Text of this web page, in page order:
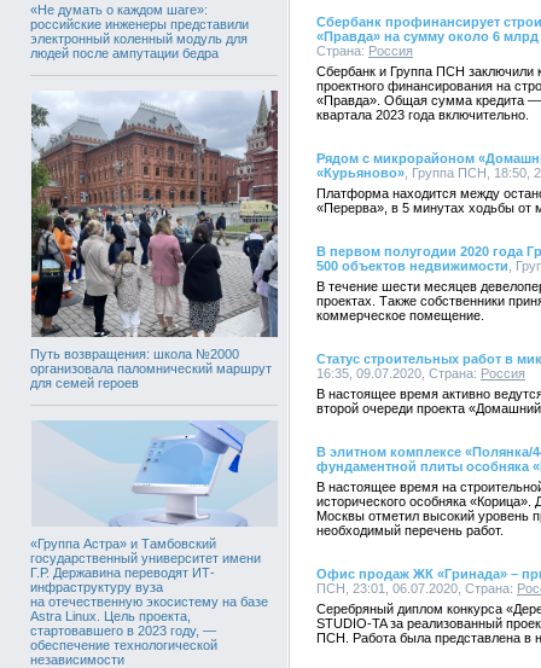
«Не думать о каждом шаге»:
российские инженеры представили
электронный коленный модуль для
людей после ампутации бедра
Путь возвращения: школа №2000
организовала паломнический маршрут
для семей героев
«Группа Астра» и Тамбовский
государственный университет имени
Г.Р. Державина переводят ИТ-
инфраструктуру вуза
на отечественную экосистему на базе
Astra Linux. Цель проекта,
стартовавшего в 2023 году, —
обеспечение технологической
независимости
Сбербанк профинансирует
«Правда» на сумму около 6
Страна: Россия
Сбербанк и Группа ПСН заключили
проектного финансирования на
«Правда». Общая сумма кредита
квартала 2023 года включительно.
Рядом с микрорайоном
«Курьяново» , Группа ПСН, 18:50,
Платформа находится между
«Перерва», в 5 минутах ходьбы
В первом полугодии 2020 года
500 объектов недвижимости ,
В течение шести месяцев
проектах. Также собственники
коммерческое помещение.
Статус строительных работ в
16:35, 09.07.2020, Страна: Россия
В настоящее время активно
второй очереди проекта
В элитном комплексе «Полянка/
фундаментной плиты особняка
В настоящее время на
исторического особняка «Корица».
Москвы отметил высокий уровень
необходимый перечень работ.
Офис продаж ЖК «Гринада» –
ПСН, 23:01, 06.07.2020, Страна:
Серебряный диплом конкурса
STUDIO-TA за реализованный
ПСН. Работа была представлена в